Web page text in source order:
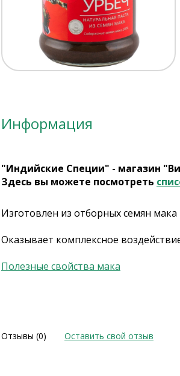
Информация
"Индийские Специи" - магазин
Здесь вы можете посмотреть
Изготовлен из отборных семян
Оказывает комплексное
Полезные свойства мака
Отзывы (0) Оставить свой отзыв